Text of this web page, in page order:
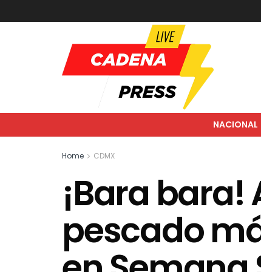
NACIONAL
Home CDMX
¡Bara bara!
pescado